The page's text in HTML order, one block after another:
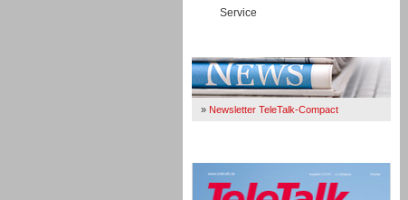
Service
» Newsletter TeleTalk-Compact